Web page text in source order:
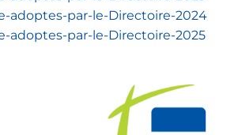
adoptes-par-le-Directoire-2024
adoptes-par-le-Directoire-2025